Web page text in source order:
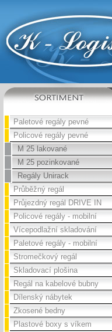
Paletové regály pevné
Policové regály pevné
M 25 lakované
M 25 pozinkované
Regály Unirack
Průběžný regál
Průjezdný regál DRIVE IN
Policové regály - mobilní
Vícepodlažní skladování
Paletové regály - mobilní
Stromečkový regál
Skladovací plošina
Regál na kabelové bubny
Dílenský nábytek
Zkosené bedny
Plastové boxy s víkem